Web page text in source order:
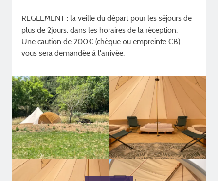
REGLEMENT : la veille du départ pour les séjours de
plus de 2jours, dans les horaires de la réception.
Une caution de 200€ (chèque ou empreinte CB)
vous sera demandée à l'arrivée.